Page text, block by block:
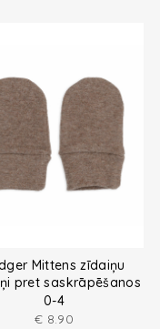
Mittens zīdaiņu
pret saskrāpēšanos
no melanža dzijas
0-4
€ 8.90